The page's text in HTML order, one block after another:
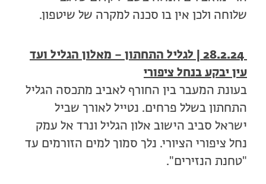
שלוחה ולכן אין בו סכנה למקרה של שיטפון.
28.2.24 | לגליל התחתון – מאלון הגליל ועד
עין יבקע בנחל ציפורי
בעונת המעבר בין החורף לאביב מתכסה הגליל
התחתון בשלל פרחים. נטייל לאורך שביל
ישראל סביב הישוב אלון הגליל ונרד אל עמק
נחל ציפורי הציורי. נלך סמוך למים הזורמים עד
"טחנת הנזירים".